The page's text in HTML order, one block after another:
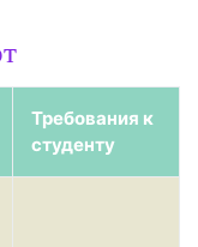
Требования к
студенту